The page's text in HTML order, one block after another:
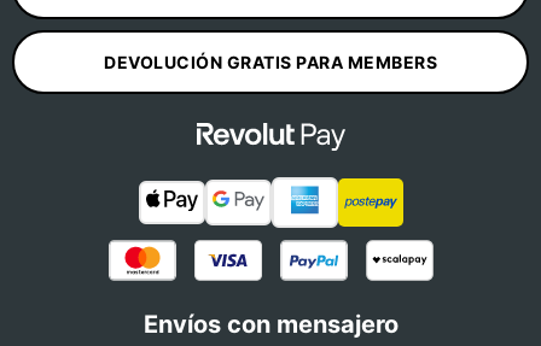
DEVOLUCIÓN GRATIS PARA MEMBERS
Envíos con mensajero